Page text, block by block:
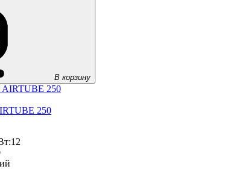
В корзину
250
12